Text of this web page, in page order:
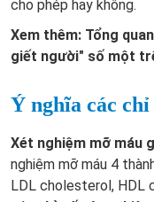
cho phép hay không.
Xem thêm: Tổng
giết người" số một
Ý nghĩa các
Xét nghiệm mỡ máu
nghiệm mỡ máu 4
LDL cholesterol, HDL